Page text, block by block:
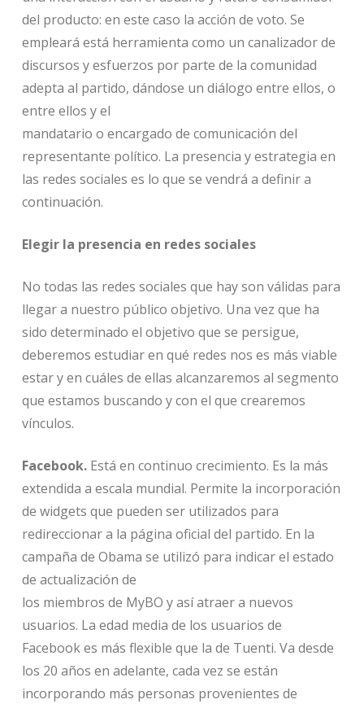
del producto: en este caso la acción de voto. Se
empleará está herramienta como un canalizador de
discursos y esfuerzos por parte de la comunidad
adepta al partido, dándose un diálogo entre ellos, o
entre ellos y el
mandatario o encargado de comunicación del
representante político. La presencia y estrategia en
las redes sociales es lo que se vendrá a definir a
continuación.
Elegir la presencia en redes sociales
No todas las redes sociales que hay son válidas para
llegar a nuestro público objetivo. Una vez que ha
sido determinado el objetivo que se persigue,
deberemos estudiar en qué redes nos es más viable
estar y en cuáles de ellas alcanzaremos al segmento
que estamos buscando y con el que crearemos
vínculos.
Facebook.Está en continuo crecimiento. Es la más
extendida a escala mundial. Permite la incorporación
de widgets que pueden ser utilizados para
redireccionar a la página oficial del partido. En la
campaña de Obama se utilizó para indicar el estado
de actualización de
los miembros de MyBO y así atraer a nuevos
usuarios. La edad media de los usuarios de
Facebook es más flexible que la de Tuenti. Va desde
los 20 años en adelante, cada vez se están
incorporando más personas provenientes de